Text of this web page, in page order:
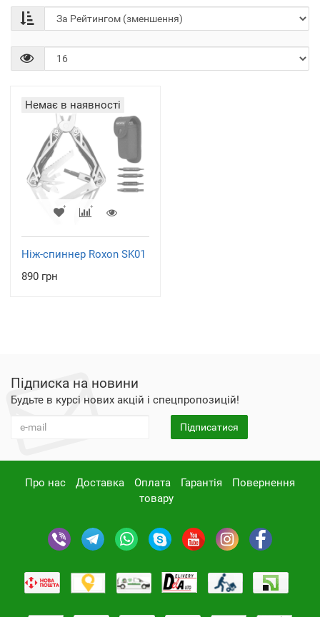
Немає в наявності
Ніж-спиннер Roxon SK01
890 грн
Підписка на новини
Будьте в курсі нових акцій і спецпропозицій!
Підписатися
Про нас Доставка Оплата Гарантія
Повернення
товару